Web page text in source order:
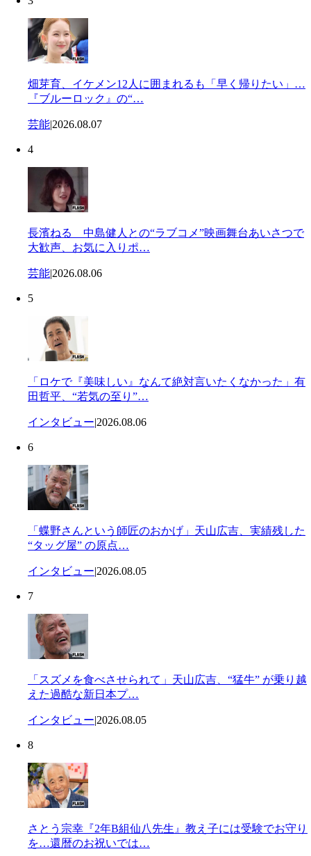
畑芽育、イケメン12人に囲まれるも「早く帰りたい」…
『ブルーロック』の“…
芸能|2026.08.07
4
長濱ねる 中島健人との“ラブコメ”映画舞台あいさつで
大歓声、お気に入りポ…
芸能|2026.08.06
5
「ロケで『美味しい』なんて絶対言いたくなかった」有
田哲平、“若気の至り”…
インタビュー|2026.08.06
6
「蝶野さんという師匠のおかげ」天山広吉、実績残した
“タッグ屋” の原点…
インタビュー|2026.08.05
7
「スズメを食べさせられて」天山広吉、“猛牛” が乗り越
えた過酷な新日本プ…
インタビュー|2026.08.05
8
さとう宗幸『2年B組仙八先生』教え子には受験でお守り
を…還暦のお祝いでは…